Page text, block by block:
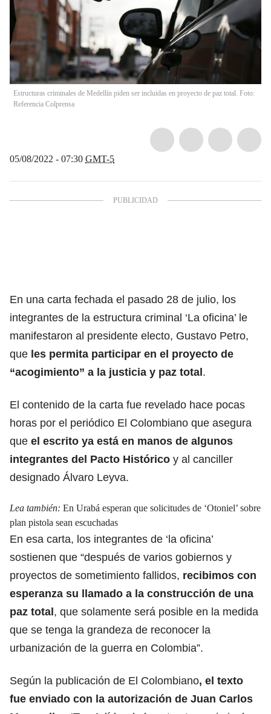
Estructuras criminales de Medellín piden ser incluidas en proyecto de paz total. Foto:
Referencia Colprensa
05/08/2022 - 07:30 GMT-5
En una carta fechada el pasado 28 de julio, los
integrantes de la estructura criminal ‘La oficina’ le
manifestaron al presidente electo, Gustavo Petro,
que les permita participar en el proyecto de
“acogimiento” a la justicia y paz total.
El contenido de la carta fue revelado hace pocas
horas por el periódico El Colombiano que asegura
que el escrito ya está en manos de algunos
integrantes del Pacto Histórico y al canciller
designado Álvaro Leyva.
Lea también: En Urabá esperan que solicitudes de ‘Otoniel’ sobre
plan pistola sean escuchadas
En esa carta, los integrantes de ‘la oficina’
sostienen que “después de varios gobiernos y
proyectos de sometimiento fallidos, recibimos con
esperanza su llamado a la construcción de una
paz total, que solamente será posible en la medida
que se tenga la grandeza de reconocer la
urbanización de la guerra en Colombia”.
Según la publicación de El Colombiano, el texto
fue enviado con la autorización de Juan Carlos